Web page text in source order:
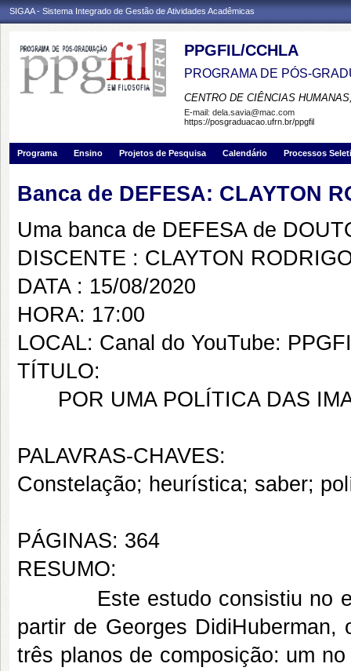
SIGAA - Sistema Integrado de Gestão de Atividades Acadêmicas
PPGFIL/CCHLA
PROGRAMA DE PÓS-
CENTRO DE CIÊNCIAS
E-mail: dela.savia@mac.com
https://posgraduacao.ufrn.br/ppgfil
Programa Ensino Projetos de Pesquisa Calendário Processos
Banca de DEFESA: CLAYTON
Uma banca de DEFESA de
DISCENTE : CLAYTON
DATA : 15/08/2020
HORA: 17:00
LOCAL: Canal do YouTube:
TÍTULO:
POR UMA POLÍTICA DAS
PALAVRAS-CHAVES:
Constelação; heurística; saber;
PÁGINAS: 364
RESUMO:
Este estudo consistiu no
partir de Georges DidiHuberman,
três planos de composição: um